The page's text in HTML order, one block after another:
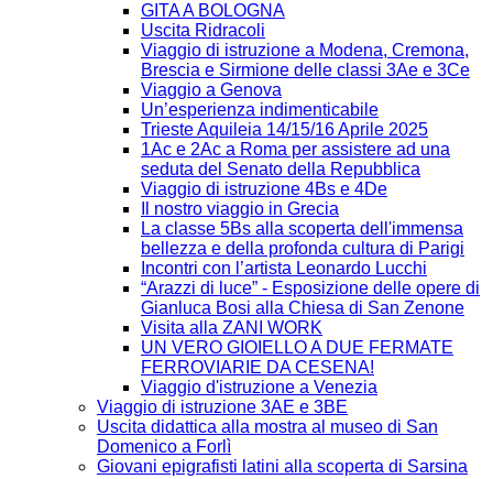
GITA A BOLOGNA
Uscita Ridracoli
Viaggio di istruzione a Modena, Cremona,
Brescia e Sirmione delle classi 3Ae e 3Ce
Viaggio a Genova
Un’esperienza indimenticabile
Trieste Aquileia 14/15/16 Aprile 2025
1Ac e 2Ac a Roma per assistere ad una
seduta del Senato della Repubblica
Viaggio di istruzione 4Bs e 4De
Il nostro viaggio in Grecia
La classe 5Bs alla scoperta dell'immensa
bellezza e della profonda cultura di Parigi
Incontri con l’artista Leonardo Lucchi
“Arazzi di luce” - Esposizione delle opere di
Gianluca Bosi alla Chiesa di San Zenone
Visita alla ZANI WORK
UN VERO GIOIELLO A DUE FERMATE
FERROVIARIE DA CESENA!
Viaggio d'istruzione a Venezia
Viaggio di istruzione 3AE e 3BE
Uscita didattica alla mostra al museo di San
Domenico a Forlì
Giovani epigrafisti latini alla scoperta di Sarsina